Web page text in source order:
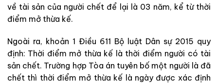
về tài sản của người chết để lại là 03 năm, kể từ thời
điểm mở thừa kế.
Ngoài ra, khoản 1 Điều 611 Bộ luật Dân sự 2015 quy
định: Thời điểm mở thừa kế là thời điểm người có tài
sản chết. Trường hợp Tòa án tuyên bố một người là đã
chết thì thời điểm mở thừa kế là ngày được xác định